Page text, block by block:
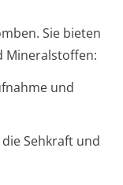
Sie bieten
Mineralstoffen:
und
Sehkraft und